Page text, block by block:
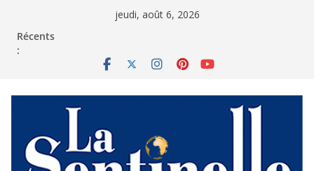
jeudi, août 6, 2026
Récents
: